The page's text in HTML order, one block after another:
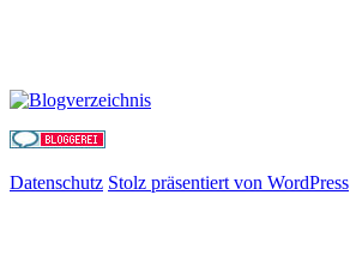
Datenschutz Stolz präsentiert von WordPress